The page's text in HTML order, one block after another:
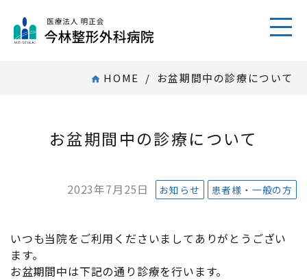
home HOME / お盆期間中の診療について
お盆期間中の診療について
2023年7月25日 お知らせ 患者様・一般の方
いつも当院をご利用くださいましてありがとうござい
ます。
お盆期間中は下記の通り診療を行います。